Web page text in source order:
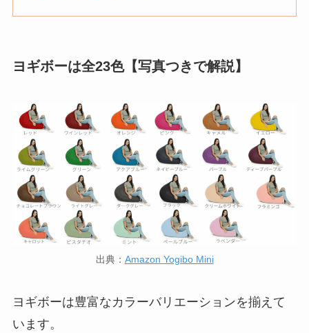
ヨギボーは全23色【写真つきで解説】
出典： Amazon Yogibo Mini
ヨギボーは豊富なカラーバリエーションを揃えて
います。